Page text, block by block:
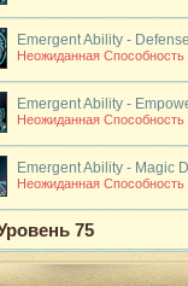
Emergent Ability - Defense
Неожиданная
Emergent Ability -
Неожиданная
Emergent Ability - Magic
Неожиданная
75